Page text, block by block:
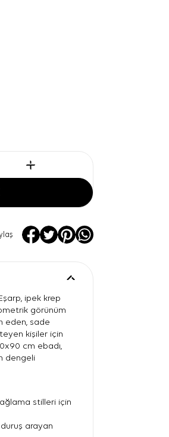
ipek krep
görünüm
eden, sade
kişiler için
cm ebadı,
dengeli
stilleri için
arayan